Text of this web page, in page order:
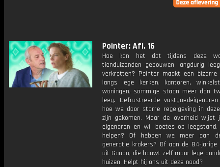
Pointer: Afl. 16
Hoe kan het dat tijdens deze
tienduizenden gebouwen langdurig
verkrotten? Pointer maakt een bizarre
langs lege kerken, kantoren,
woningen, sommige staan meer dan
leeg. Gefrustreerde
hoe we door starre regelgeving in
zijn gekomen. Maar de overheid wijst
eigenaren en wil boetes op
helpen? Of hebben we meer aan
generatie krakers? Of aan de 84-jarige
uit Gouda, die bouwt zelf maar lege
huizen. Helpt hij ons uit deze nood?